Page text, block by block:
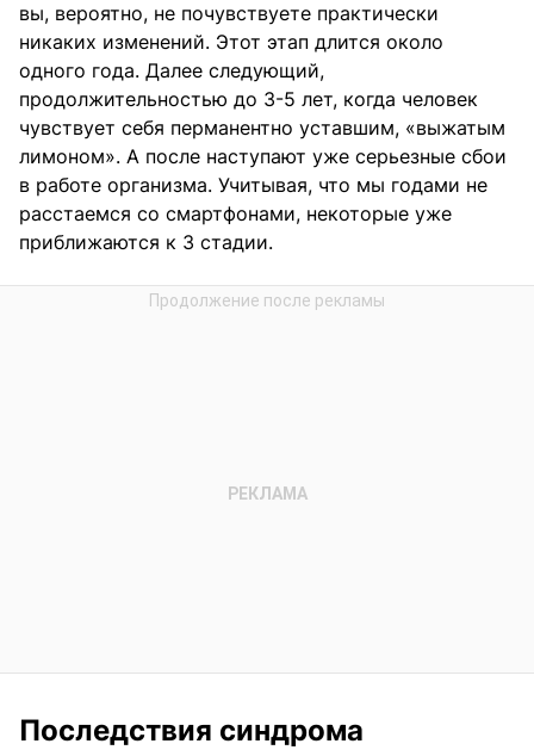
вы, вероятно, не почувствуете практически
никаких изменений. Этот этап длится около
одного года. Далее следующий,
продолжительностью до 3-5 лет, когда человек
чувствует себя перманентно уставшим, «выжатым
лимоном». А после наступают уже серьезные сбои
в работе организма. Учитывая, что мы годами не
расстаемся со смартфонами, некоторые уже
приближаются к 3 стадии.
Последствия синдрома